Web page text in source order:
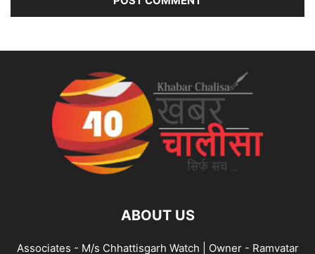
ABOUT US
Associates - M/s Chhattisgarh Watch | Owner - Ramvatar